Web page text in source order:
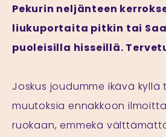
Pekurin neljänteen
liukuportaita pitkin tai
puoleisilla hisseillä.
Joskus joudumme ikävä kyllä
muutoksia ennakkoon
ruokaan, emmekä